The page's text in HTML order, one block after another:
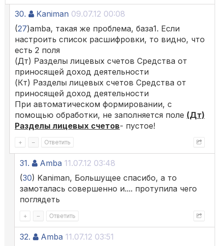
30. Kaniman 09.07.12 00:08
(27)amba, такая же проблема, база1. Если
настроить список расшифровки, то видно, что
есть 2 поля
(Дт) Разделы лицевых счетов Средства от
приносящей доход деятельности
(Кт) Разделы лицевых счетов Средства от
приносящей доход деятельности
При автоматическом формировании, с
помощью обработки, не заполняется поле (Дт)
Разделы лицевых счетов- пустое!
+ – Ответить
31. Amba 11.07.12 03:48
(30) Kaniman, Большущее спасибо, а то
замоталась совершенно и.... протупила чего
поглядеть
+ – Ответить
32. Amba 11.07.12 03:51